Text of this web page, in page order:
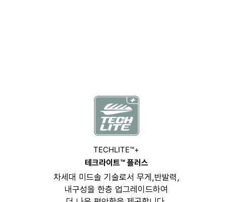
TECHLITE™+
테크라이트™ 플러스
차세대 미드솔 기술로서 무게,반발력,
내구성을 한층 업그레이드하여